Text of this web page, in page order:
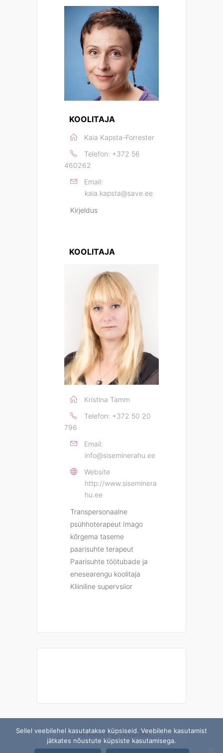
KOOLITAJA
Kaia Kapsta-Forrester
Telefon: +372 56
460262
Email:
kaia.kapsta@save.ee
Kirjeldus
KOOLITAJA
Kristina Tamm
Telefon: +372 50 20
796
Email:
info@siseminerahu.ee
Website
http://www.siseminera
hu.ee
Transpersonaalne
psühhoterapeut Imago
kõrgema taseme
paarisuhte terapeut
Paarisuhte töötubade ja
enesearengu koolitaja
Kliiniline supervsiior
The event is finished.
Sellel veebilehel kasutatakse küpsiseid. Veebilehe kasutamist
jätkates nõustute küpsiste kasutamisega.